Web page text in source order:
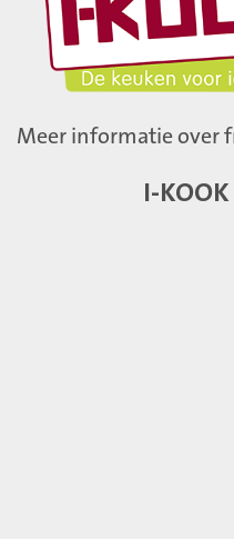
Meer informatie over
I-KOOK